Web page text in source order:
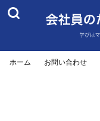
ホーム お問い合わせ